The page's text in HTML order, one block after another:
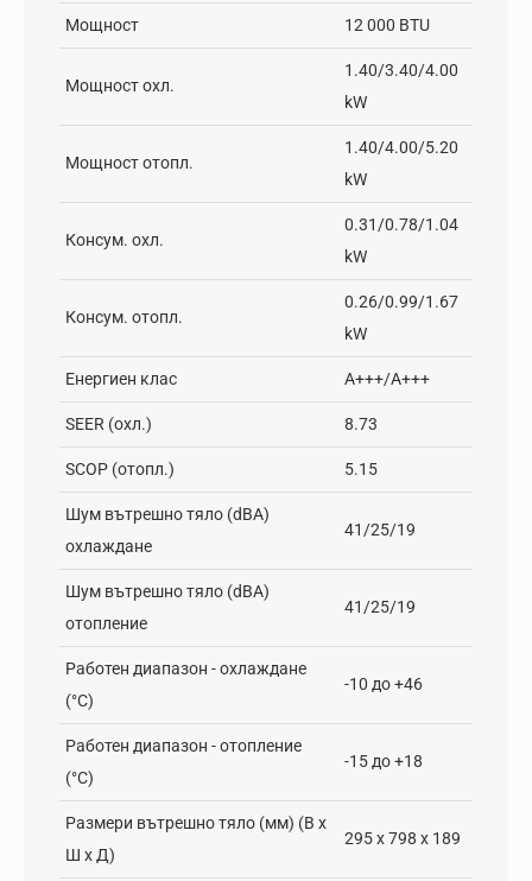
Мощност 12 000 BTU
Мощност охл.
1.40/3.40/4.00
kW
Мощност отопл.
1.40/4.00/5.20
kW
Консум. охл.
0.31/0.78/1.04
kW
Консум. отопл.
0.26/0.99/1.67
kW
Енергиен клас А+++/А+++
SEER (охл.) 8.73
SCOP (отопл.) 5.15
Шум вътрешно тяло (dBA)
охлаждане
41/25/19
Шум вътрешно тяло (dBA)
отопление
41/25/19
Работен диапазон - oхлаждане
(°C)
-10 до +46
Работен диапазон - отопление
(°C)
-15 до +18
Размери вътрешно тяло (мм) (В х
Ш х Д)
295 x 798 x 189